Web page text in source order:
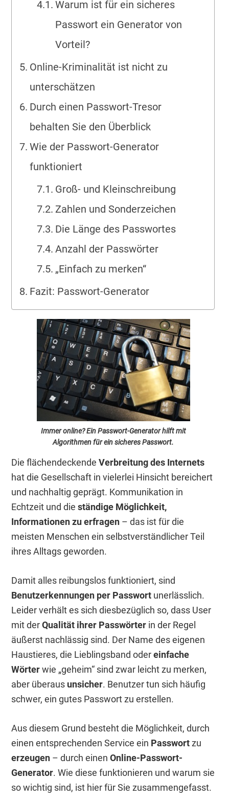
Warum ist für ein sicheres
Passwort ein Generator von
Vorteil?
Online-Kriminalität ist nicht zu
unterschätzen
Durch einen Passwort-Tresor
behalten Sie den Überblick
Wie der Passwort-Generator
funktioniert
Groß- und Kleinschreibung
Zahlen und Sonderzeichen
Die Länge des Passwortes
Anzahl der Passwörter
„Einfach zu merken“
Fazit: Passwort-Generator
Immer online? Ein Passwort-Generator hilft mit
Algorithmen für ein sicheres Passwort.
Die flächendeckendeVerbreitung des Internets
hat die Gesellschaft in vielerlei Hinsicht bereichert
und nachhaltig geprägt. Kommunikation in
Echtzeit und dieständige Möglichkeit,
Informationen zu erfragen – das ist für die
meisten Menschen ein selbstverständlicher Teil
ihres Alltags geworden.
Damit alles reibungslos funktioniert, sind
Benutzerkennungen per Passwort unerlässlich.
Leider verhält es sich diesbezüglich so, dass User
mit derQualität ihrer Passwörter in der Regel
äußerst nachlässig sind. Der Name des eigenen
Haustieres, die Lieblingsband odereinfache
Wörterwie „geheim“ sind zwar leicht zu merken,
aber überaus unsicher. Benutzer tun sich häufig
schwer, ein gutes Passwort zu erstellen.
Aus diesem Grund besteht die Möglichkeit, durch
einen entsprechenden Service ein Passwortzu
erzeugen – durch einenOnline-Passwort-
Generator. Wie diese funktionieren und warum sie
so wichtig sind, ist hier für Sie zusammengefasst.